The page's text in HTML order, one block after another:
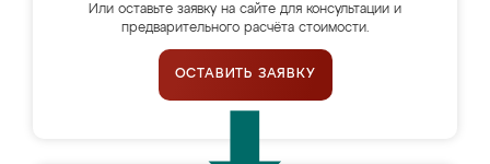
Или оставьте заявку на сайте для консультации и
предварительного расчёта стоимости.
ОСТАВИТЬ ЗАЯВКУ